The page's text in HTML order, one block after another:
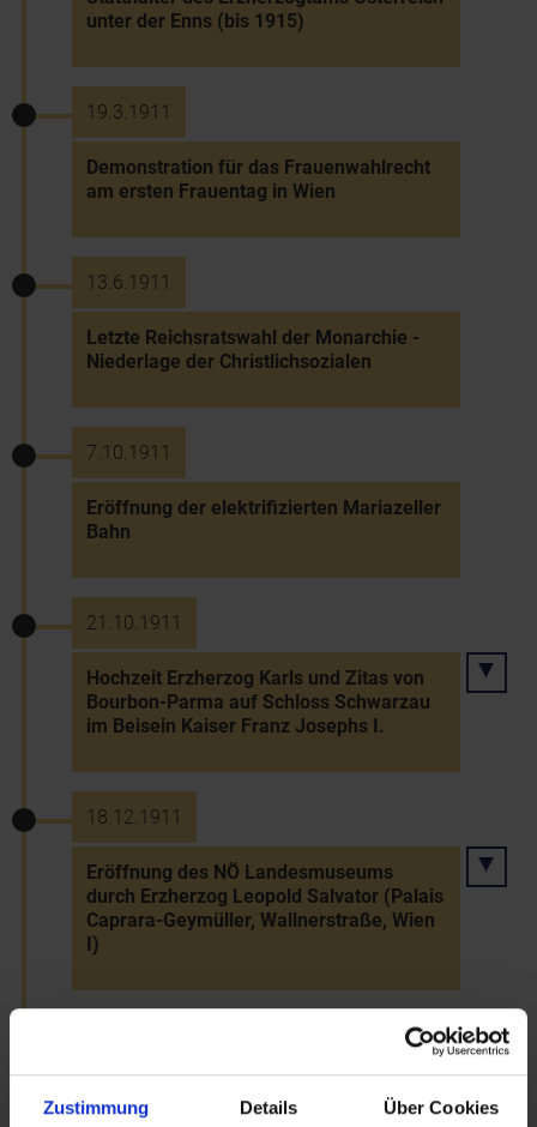
Zustimmung Details Über Cookies
unter der Enns (bis 1915)
19.3.1911
Demonstration für das Frauenwahlrecht
am ersten Frauentag in Wien
13.6.1911
Letzte Reichsratswahl der Monarchie -
Niederlage der Christlichsozialen
7.10.1911
Eröffnung der elektrifizierten Mariazeller
Bahn
21.10.1911
Hochzeit Erzherzog Karls und Zitas von
Bourbon-Parma auf Schloss Schwarzau
im Beisein Kaiser Franz Josephs I.
18.12.1911
Eröffnung des NÖ Landesmuseums
durch Erzherzog Leopold Salvator (Palais
Caprara-Geymüller, Wallnerstraße, Wien
I)
"Semmering 1912"